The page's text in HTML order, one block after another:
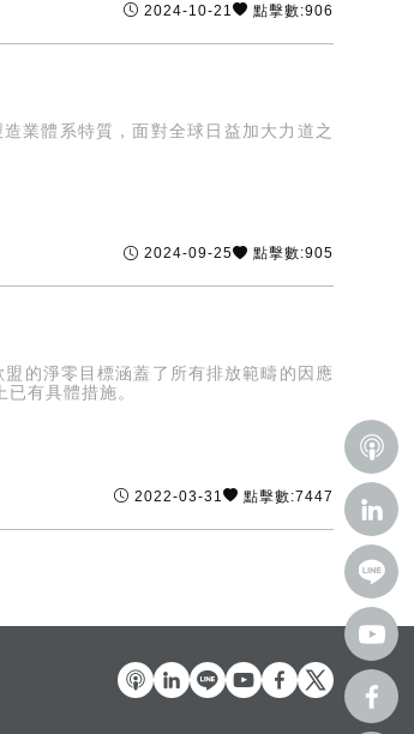
2024-10-21 點擊數:906
業體系特質，面對全球日益加大力道之
2024-09-25 點擊數:905
的淨零目標涵蓋了所有排放範疇的因應
有具體措施。
2022-03-31 點擊數:7447